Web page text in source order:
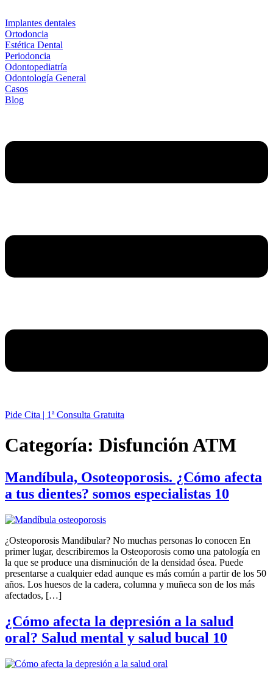
Implantes dentales
Ortodoncia
Estética Dental
Periodoncia
Odontopediatría
Odontología General
Casos
Blog
Pide Cita | 1ª Consulta Gratuita
Categoría: Disfunción ATM
Mandíbula, Osoteoporosis. ¿Cómo afecta
a tus dientes? somos especialistas 10
¿Osteoporosis Mandibular? No muchas personas lo conocen En
primer lugar, describiremos la Osteoporosis como una patología en
la que se produce una disminución de la densidad ósea. Puede
presentarse a cualquier edad aunque es más común a partir de los 50
años. Los huesos de la cadera, columna y muñeca son de los más
afectados, […]
¿Cómo afecta la depresión a la salud
oral? Salud mental y salud bucal 10